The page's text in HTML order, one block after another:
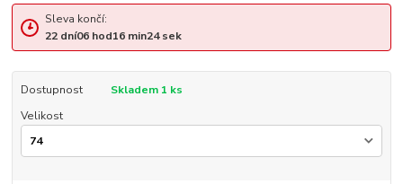
Sleva končí:
22 dní06hod16min24sek
Dostupnost
Skladem 1 ks
Velikost